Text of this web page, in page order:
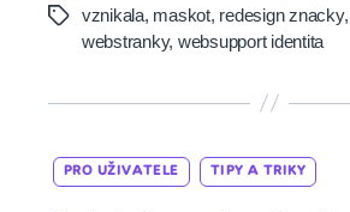
Tagsvznikala, maskot, redesign znacky,
webstranky, websupport identita
PRO UŽIVATELE TIPY A TRIKY